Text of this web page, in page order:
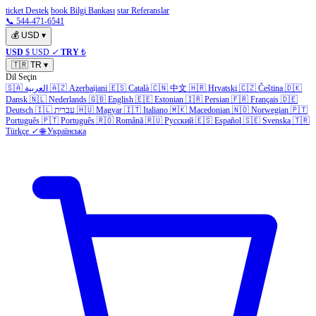
ticket Destek book Bilgi Bankası star Referanslar
📞 544-471-6541
💰 USD ▾
USD $ USD ✓ TRY ₺
🇹🇷 TR ▾
Dil Seçin
🇸🇦 العربية 🇦🇿 Azerbaijani 🇪🇸 Català 🇨🇳 中文 🇭🇷 Hrvatski 🇨🇿 Čeština 🇩🇰
Dansk 🇳🇱 Nederlands 🇬🇧 English 🇪🇪 Estonian 🇮🇷 Persian 🇫🇷 Français 🇩🇪
Deutsch 🇮🇱 עברית 🇭🇺 Magyar 🇮🇹 Italiano 🇲🇰 Macedonian 🇳🇴 Norwegian 🇵🇹
Português 🇵🇹 Português 🇷🇴 Română 🇷🇺 Русский 🇪🇸 Español 🇸🇪 Svenska 🇹🇷
Türkçe ✓ 🌐 Українська